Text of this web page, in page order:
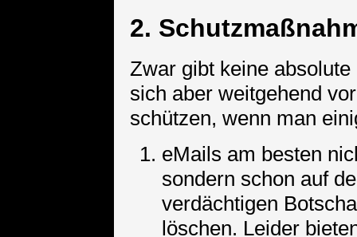
2.
Zwar gibt keine
sich aber weitgehend
schützen, wenn man
eMails am besten
sondern schon auf
verdächtigen
löschen. Leider